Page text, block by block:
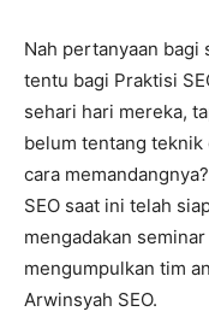
Nah pertanyaan bagi
tentu bagi Praktisi
sehari hari mereka,
belum tentang teknik
cara
SEO saat ini telah
mengadakan
mengumpulkan tim
Arwinsyah SEO.